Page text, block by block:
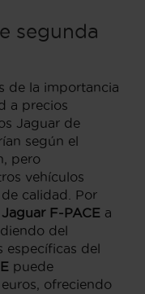
segunda
de la importancia
a precios
Jaguar de
según el
pero
vehículos
calidad. Por
Jaguar F-PACE a
del
específicas del
puede
ofreciendo